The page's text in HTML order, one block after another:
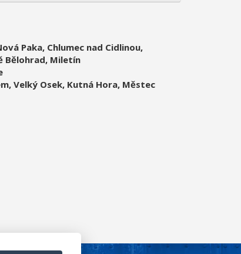
Paka, Chlumec nad Cidlinou,
Bělohrad, Miletín
Velký Osek, Kutná Hora, Městec